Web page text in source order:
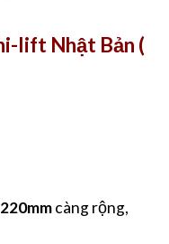
lift Nhật Bản (
càng rộng,